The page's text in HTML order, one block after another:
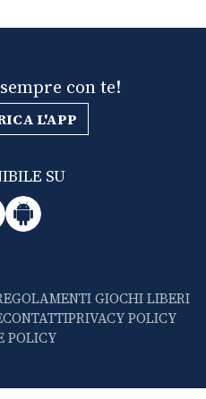
con te!
L'APP
SU
GIOCHI LIBERI
CONTATTIPRIVACY POLICY
POLICY